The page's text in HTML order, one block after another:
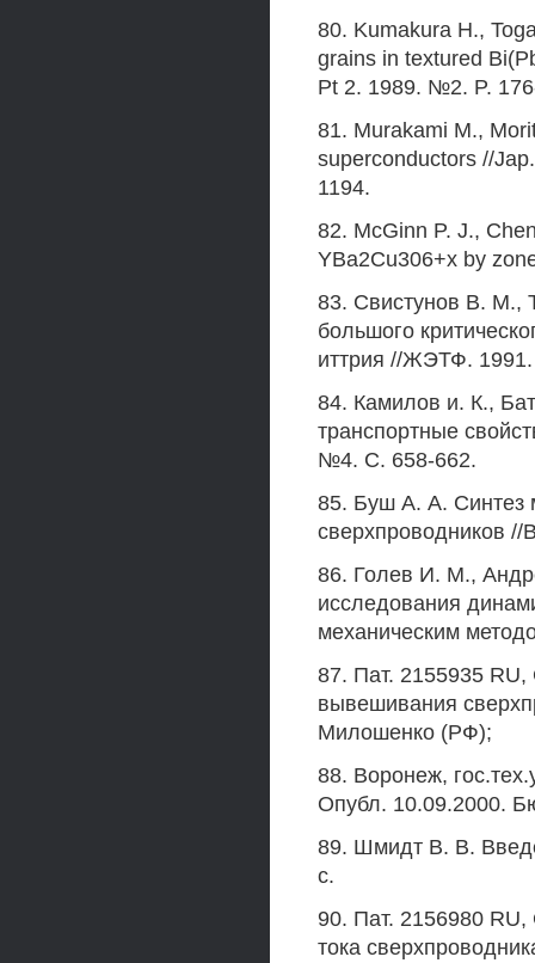
80. Kumakura H.,
grains in textured
Pt 2. 1989. №2. P.
81. Murakami M.,
superconductors //
1194.
82. McGinn P. J.,
YBa2Cu306+x by
83. Свистунов В.
большого
иттрия //ЖЭТФ.
84. Камилов и. К.,
транспортные
№4. С. 658-662.
85. Буш А. А. Синтез
сверхпроводников
86. Голев И. М.,
исследования
механическим
87. Пат. 2155935 RU,
вывешивания
Милошенко (РФ);
88. Воронеж,
Опубл. 10.09.2000.
89. Шмидт В. В.
с.
90. Пат. 2156980 RU,
тока